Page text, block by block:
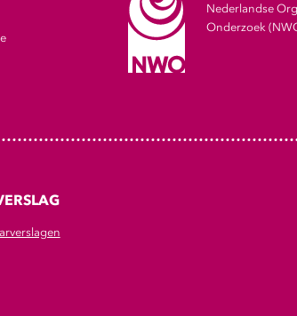
Nederlandse
Onderzoek